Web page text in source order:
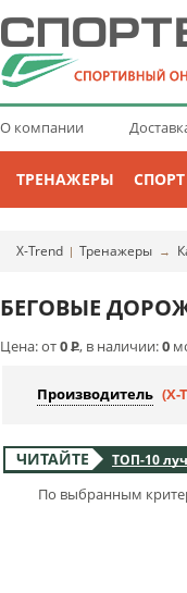
О компании
ТРЕНАЖЕРЫ СПОРТ
X-Trend | Тренажеры →
БЕГОВЫЕ
Цена: от0Р, в наличии:0
Производитель (X-
ЧИТАЙТЕ ТОП-10
По выбранным